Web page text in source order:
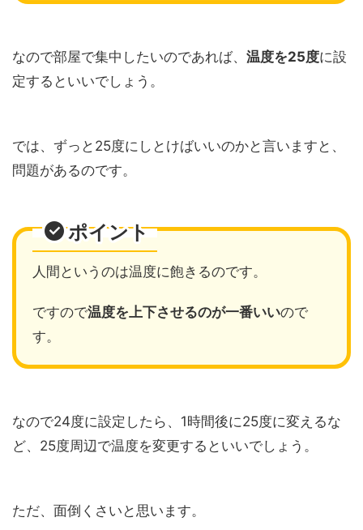
なので部屋で集中したいのであれば、 温度を25度に設
定するといいでしょう。
では、ずっと25度にしとけばいいのかと言いますと、
問題があるのです。
ポイント
人間というのは温度に飽きるのです。
ですので温度を上下させるのが一番いいので
す。
なので24度に設定したら、1時間後に25度に変えるな
ど、25度周辺で温度を変更するといいでしょう。
ただ、面倒くさいと思います。